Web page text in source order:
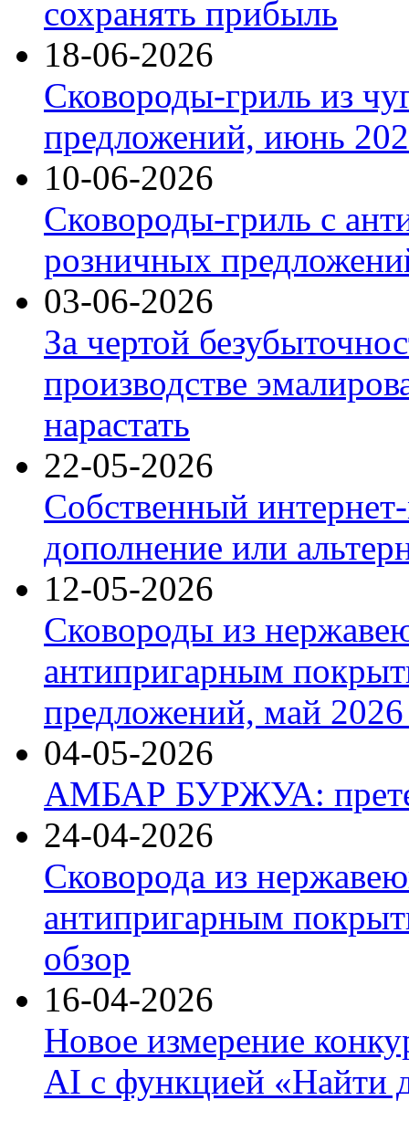
сохранять прибыль
18-06-2026
Сковороды-гриль из
предложений, июнь
10-06-2026
Сковороды-гриль с
розничных
03-06-2026
За чертой
производстве
нарастать
22-05-2026
Собственный
дополнение или
12-05-2026
Сковороды из
антипригарным
предложений, май 2026
04-05-2026
АМБАР БУРЖУА:
24-04-2026
Сковорода из
антипригарным
обзор
16-04-2026
Новое измерение
AI с функцией «Найти